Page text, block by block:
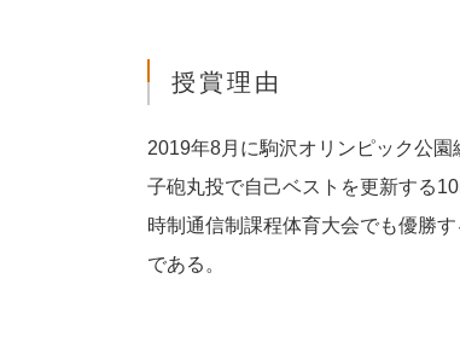
授賞理由
2019年8月に駒沢オリンピック公
子砲丸投で自己ベストを更新する
時制通信制課程体育大会でも優勝
である。